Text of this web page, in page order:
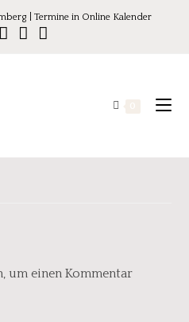
| Termine in Online Kalender
um einen Kommentar